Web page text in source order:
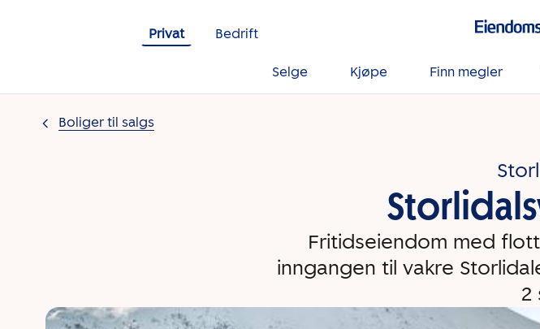
Privat
Bedrift
Selge Kjøpe Finn megler
Boliger til salgs
Fritidseiendom med
inngangen til vakre
2